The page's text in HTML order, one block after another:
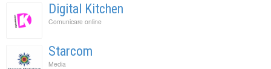
Digital Kitchen
Comunicare online
Starcom
Media